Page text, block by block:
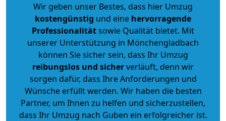
Wir geben unser Bestes, dass hier Umzug
kostengünstig und eine hervorragende
Professionalitätsowie Qualität bietet. Mit
unserer Unterstützung in Mönchengladbach
können Sie sicher sein, dass Ihr Umzug
reibungslos und sicherverläuft, denn wir
sorgen dafür, dass Ihre Anforderungen und
Wünsche erfüllt werden. Wir haben die besten
Partner, um Ihnen zu helfen und sicherzustellen,
dass Ihr Umzug nach Guben ein erfolgreicher ist.